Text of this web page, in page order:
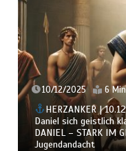
10/12/2025 6
HERZANKER |
Daniel sich geistlich
DANIEL – STARK IM
Jugendandacht